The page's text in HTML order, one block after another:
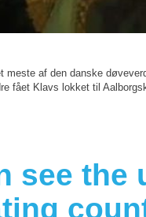
af den danske
fået Klavs lokket til
see